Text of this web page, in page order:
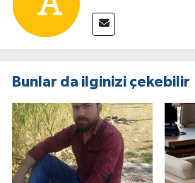
Bunlar da ilginizi çekebilir